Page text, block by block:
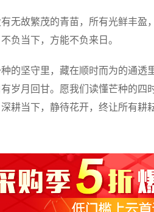
无故繁茂的青苗，所有光鲜丰
负当下，方能不负来日。
的坚守里，藏在顺时而为的通
岁月回甘。愿我们读懂芒种的
耕当下，静待花开，终让所有耕